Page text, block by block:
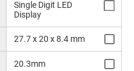
Single Digit LED
Display
27.7 x 20 x 8.4 mm
20.3mm